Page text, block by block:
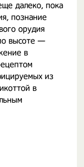
далеко, пока
познание
орудия
высоте —
в
из
в